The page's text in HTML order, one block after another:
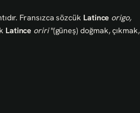
Fransızca sözcük Latince origo,
Latince oriri"(güneş) doğmak, çıkmak,